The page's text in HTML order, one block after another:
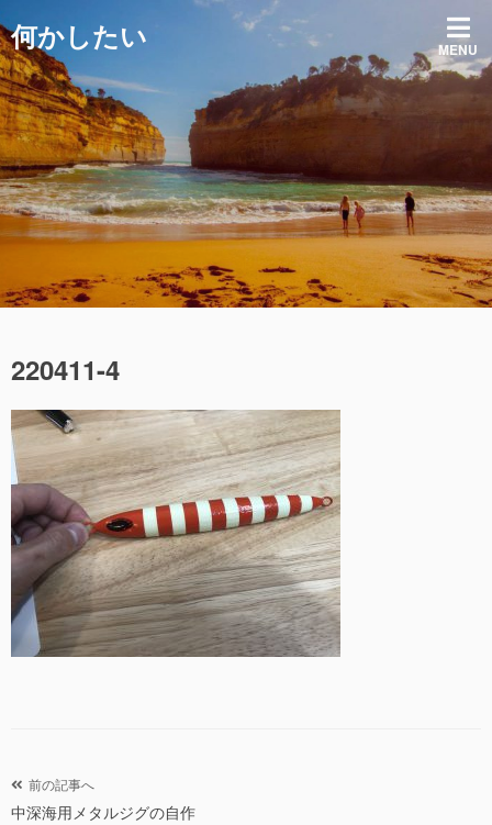
ン
テ
ン
ツ
へ
ス
キ
ッ
プ
何かしたい MENU
220411-4
投
稿
前の記事へ
中深海用メタルジグの自作